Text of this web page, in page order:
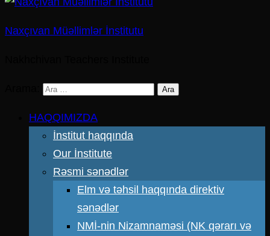
Naxçıvan Müəllimlər İnstitutu
HAQQIMIZDA
İnstitut haqqında
Our İnstitute
Rəsmi sənədlər
Elm və təhsil haqqında direktiv
sənədlər
NMİ-nin Nizamnaməsi (NK qərarı və